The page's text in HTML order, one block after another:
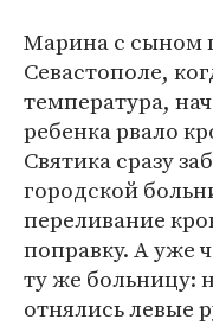
Марина с сыном
Севастополе,
температура,
ребенка рвало
Святика сразу
городской
переливание
поправку. А уже
ту же больницу:
отнялись левые